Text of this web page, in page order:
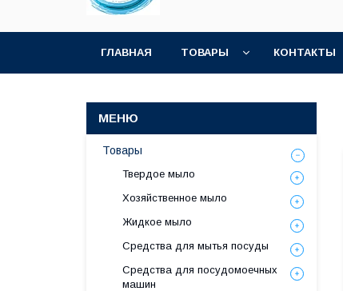
ГЛАВНАЯ ТОВАРЫ КОНТАКТЫ
Товары
Твердое мыло
Хозяйственное мыло
Жидкое мыло
Средства для мытья посуды
Средства для посудомоечных
машин